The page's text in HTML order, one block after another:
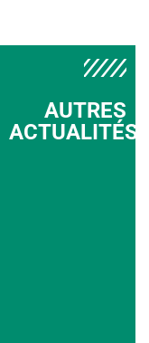
AUTRES
ACTUALITÉS